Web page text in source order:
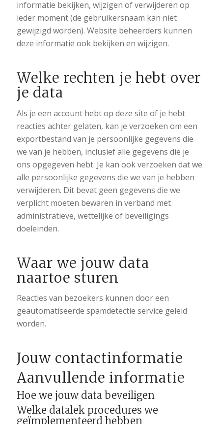
informatie bekijken, wijzigen of verwijderen op
ieder moment (de gebruikersnaam kan niet
gewijzigd worden). Website beheerders kunnen
deze informatie ook bekijken en wijzigen.
Welke rechten je hebt over
je data
Als je een account hebt op deze site of je hebt
reacties achter gelaten, kan je verzoeken om een
exportbestand van je persoonlijke gegevens die
we van je hebben, inclusief alle gegevens die je
ons opgegeven hebt. Je kan ook verzoeken dat we
alle persoonlijke gegevens die we van je hebben
verwijderen. Dit bevat geen gegevens die we
verplicht moeten bewaren in verband met
administratieve, wettelijke of beveiligings
doeleinden.
Waar we jouw data
naartoe sturen
Reacties van bezoekers kunnen door een
geautomatiseerde spamdetectie service geleid
worden.
Jouw contactinformatie
Aanvullende informatie
Hoe we jouw data beveiligen
Welke datalek procedures we
geïmplementeerd hebben